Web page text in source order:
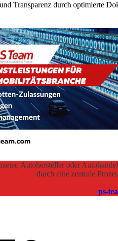
Transparenz durch optimierte
Autohersteller oder
durch eine zentrale
ps-